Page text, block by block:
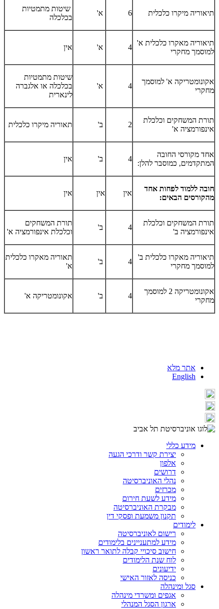
תיאוריה מיקרו כלכלית 6 א'
שיטות מתמטיות
בכלכלה
תיאוריה מאקרו כלכלית א'
למוסמך מחקרי
4 א' אין
אקונומטריקה א' למוסמך
מחקרי
4 א'
שיטות מתמטיות
בכלכלה או אלגברה
לינארית
תורת המשחקים וכלכלת
אינפורמציה א'
2 ב' תאוריה מיקרו כלכלית
אחד מקורסי החובה
המתקדמים, כמוסבר להלן:
4 ב' אין
חובה ללמוד לפחות אחד
מהקורסים הבאים:
אין אין אין
תורת המשחקים וכלכלת
אינפורמציה ב'
4 ב'
תורת המשחקים
וכלכלת אינפורמציה א'
תיאוריה מאקרו כלכלית ב'
למוסמך מחקרי
4 ב'
תאוריה מאקרו כלכלית
א'
אקונומטריקה 2 למוסמך
מחקרי
4 ב' אקונומטריקה א'
אתר מלא
English
מידע כללי
יצירת קשר ודרכי הגעה
אלפון
דרושים
נהלי האוניברסיטה
מכרזים
מידע לשעת חירום
מבקרת האוניברסיטה
תקנון משמעת ופסקי דין
לימודים
רישום לאוניברסיטה
מידע למתעניינים בלימודים
חישוב סיכויי קבלה לתואר ראשון
לוח שנת הלימודים
ידיעונים
כניסה לאזור האישי
סגל ומינהלה
אגפים ומשרדי מינהלה
ארגון הסגל המנהלי